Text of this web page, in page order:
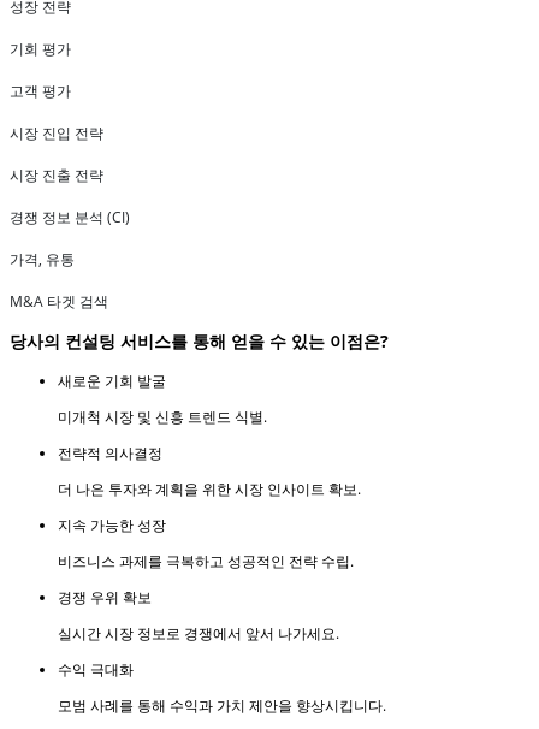
성장 전략
기회 평가
고객 평가
시장 진입 전략
시장 진출 전략
경쟁 정보 분석 (CI)
가격, 유통
M&A 타겟 검색
당사의 컨설팅 서비스를 통해 얻을 수 있는 이점은?
새로운 기회 발굴
미개척 시장 및 신흥 트렌드 식별.
전략적 의사결정
더 나은 투자와 계획을 위한 시장 인사이트 확보.
지속 가능한 성장
비즈니스 과제를 극복하고 성공적인 전략 수립.
경쟁 우위 확보
실시간 시장 정보로 경쟁에서 앞서 나가세요.
수익 극대화
모범 사례를 통해 수익과 가치 제안을 향상시킵니다.